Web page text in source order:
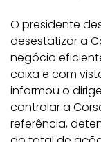
O presidente
desestatizar a
negócio
caixa e com
informou o
controlar a
referência,